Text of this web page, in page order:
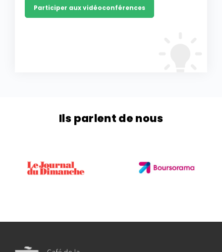
Participer aux vidéoconférences
Ils parlent de nous